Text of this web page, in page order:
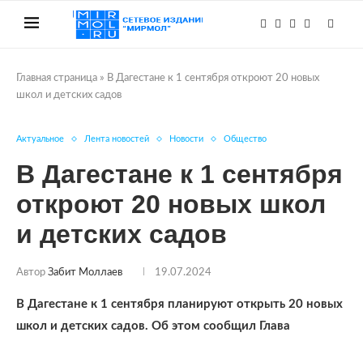
Главная страница » В Дагестане к 1 сентября откроют 20 новых
школ и детских садов
Актуальное Лента новостей Новости Общество
В Дагестане к 1 сентября
откроют 20 новых школ
и детских садов
Автор Забит Моллаев 19.07.2024
В Дагестане к 1 сентября планируют открыть 20 новых
школ и детских садов. Об этом сообщил Глава